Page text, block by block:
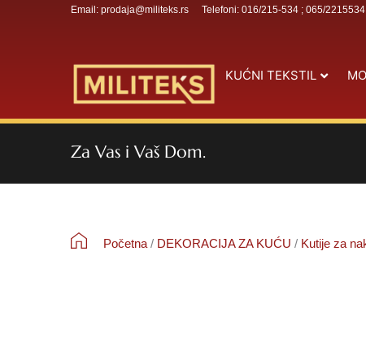
Email: prodaja@militeks.rs Telefoni: 016/215-534 ; 065/2215534
KUĆNI TEKSTIL
Za Vas i Vaš Dom.
Početna / DEKORACIJA ZA KUĆU / Kutije za